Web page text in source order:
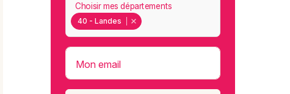
40 - Landes
Choisir mes départements
Mon email